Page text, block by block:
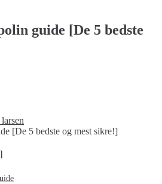
guide [De 5 bedste